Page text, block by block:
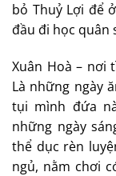
bỏ Thuỷ Lợi để
đầu đi học quân
Xuân Hoà – nơi
Là những ngày
tụi mình đứa
những ngày
thể dục rèn
ngủ, nằm chơi